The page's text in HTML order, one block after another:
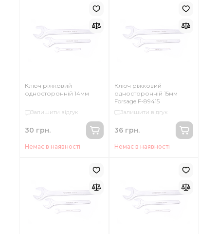
Ключ ріжковий
односторонній 14мм
Залишити відгук
30 грн.
Немає в наявності
Ключ ріжковий
односторонній 15мм
Forsage F-89415
Залишити відгук
36 грн.
Немає в наявності